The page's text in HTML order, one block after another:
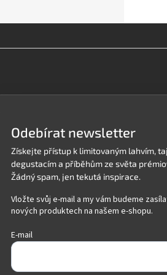
Odebírat newsletter
Vložte svůj e-mail a my vám budeme
nových produktech na našem e-shopu.
E-mail